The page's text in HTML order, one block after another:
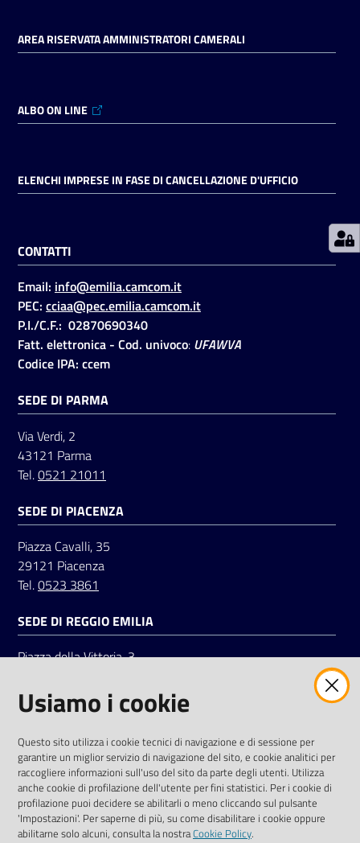
L'impresa
in
Prenotazioni
on line
on line
Accedi
Seguici
su
AREA RISERVATA AMMINISTRATORI CAMERALI
ALBO ON LINE
ELENCHI IMPRESE IN FASE DI CANCELLAZIONE D'UFFICIO
CONTATTI
Email: info@emilia.camcom.it
PEC: cciaa@pec.emilia.camcom.it
P.I./C.F.: 02870690340
Fatt. elettronica - Cod. univoco: UFAWVA
Codice IPA: ccem
SEDE DI PARMA
Via Verdi, 2
43121 Parma
Tel.0521 21011
SEDE DI PIACENZA
Piazza Cavalli, 35
29121 Piacenza
Tel.0523 3861
SEDE DI REGGIO EMILIA
Piazza della Vittoria, 3
Tel.0522 7961
LinkedinFacebookInstagram
Usiamo i cookie
Questo sito utilizza i cookie tecnici di navigazione e di sessione per
garantire un miglior servizio di navigazione del sito, e cookie analitici per
raccogliere informazioni sull'uso del sito da parte degli utenti. Utilizza
anche cookie di profilazione dell'utente per fini statistici. Per i cookie di
profilazione puoi decidere se abilitarli o meno cliccando sul pulsante
'Impostazioni'. Per saperne di più, su come disabilitare i cookie oppure
abilitarne solo alcuni, consulta la nostraCookie Policy.